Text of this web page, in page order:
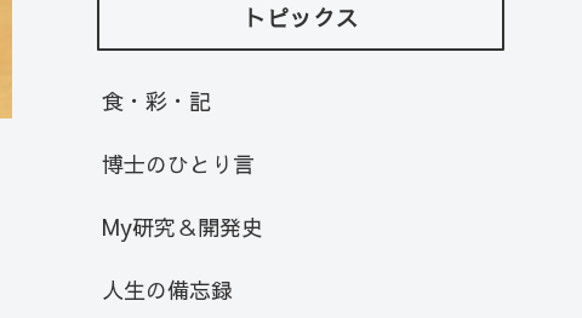
トピックス
食・彩・記
博士のひとり言
My研究＆開発史
人生の備忘録